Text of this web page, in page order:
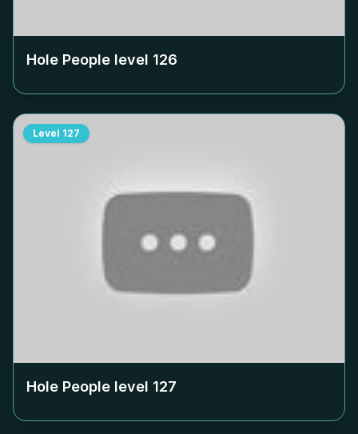
Hole People level 126
Level 127
Hole People level 127